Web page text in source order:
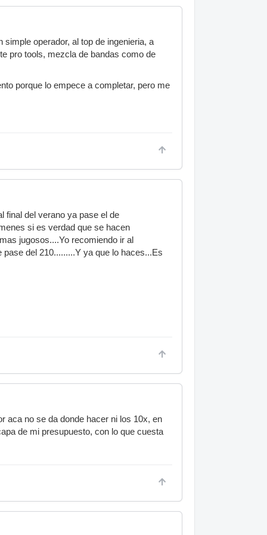
operador, al top de ingenieria, a
pro tools, mezcla de bandas como de
porque lo empece a completar, pero me
final del verano ya pase el de
si es verdad que se hacen
jugosos....Yo recomiendo ir al
del 210.........Y ya que lo haces...Es
aca no se da donde hacer ni los 10x, en
de mi presupuesto, con lo que cuesta